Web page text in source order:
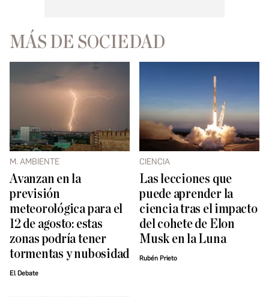
MÁS DE SOCIEDAD
M. AMBIENTE
Avanzan en la
previsión
meteorológica para el
12 de agosto: estas
zonas podría tener
tormentas y nubosidad
El Debate
CIENCIA
Las lecciones que
puede aprender la
ciencia tras el impacto
del cohete de Elon
Musk en la Luna
Rubén Prieto